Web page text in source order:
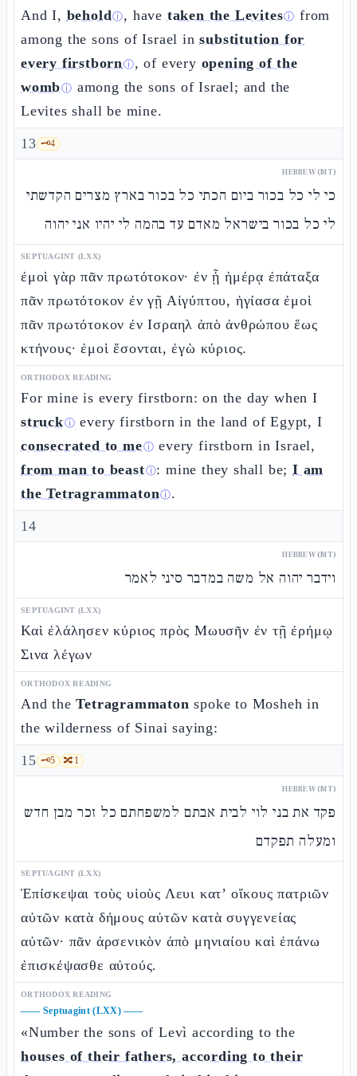
And I, beholdⓘ, have taken the Levitesⓘ from
among the sons of Israel insubstitution for
every firstbornⓘ, of every opening of the
wombⓘ among the sons of Israel; and the
Levites shall be mine.
13 🗝️4
HEBREW (MT)
כי לי כל בכור ביום הכתי כל בכור בארץ מצרים הקדשתי
לי כל בכור בישראל מאדם עד בהמה לי יהיו אני יהוה
SEPTUAGINT (LXX)
ἐμοὶ γὰρ πᾶν πρωτότοκον· ἐν ᾗ ἡμέρᾳ ἐπάταξα
πᾶν πρωτότοκον ἐν γῇ Αἰγύπτου, ἡγίασα ἐμοὶ
πᾶν πρωτότοκον ἐν Ισραηλ ἀπὸ ἀνθρώπου ἕως
κτήνους· ἐμοὶ ἔσονται, ἐγὼ κύριος.
ORTHODOX READING
For mine is every firstborn: on the day when I
struckⓘ every firstborn in the land of Egypt, I
consecrated to meⓘ every firstborn in Israel,
from man to beastⓘ: mine they shall be;I am
the Tetragrammatonⓘ.
14
HEBREW (MT)
וידבר יהוה אל משה במדבר סיני לאמר
SEPTUAGINT (LXX)
Καὶ ἐλάλησεν κύριος πρὸς Μωυσῆν ἐν τῇ ἐρήμῳ
Σινα λέγων
ORTHODOX READING
And theTetragrammaton spoke to Mosheh in
the wilderness of Sinai saying:
15 🗝️5 🔀1
HEBREW (MT)
פקד את בני לוי לבית אבתם למשפחתם כל זכר מבן חדש
ומעלה תפקדם
SEPTUAGINT (LXX)
Ἐπίσκεψαι τοὺς υἱοὺς Λευι κατ’ οἴκους πατριῶν
αὐτῶν κατὰ δήμους αὐτῶν κατὰ συγγενείας
αὐτῶν· πᾶν ἀρσενικὸν ἀπὸ μηνιαίου καὶ ἐπάνω
ἐπισκέψασθε αὐτούς.
ORTHODOX READING
—— Septuagint (LXX)——
«Number the sons of Levì according to the
houses of their fathers, according to their